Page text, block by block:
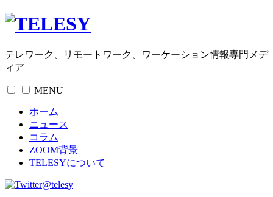
テレワーク、リモートワーク、ワーケーション情報専門メデ
ィア
MENU
ホーム
ニュース
コラム
ZOOM背景
TELESYについて
@telesy